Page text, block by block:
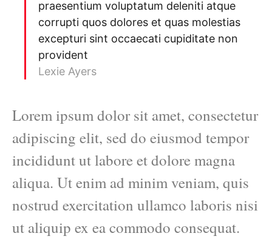
praesentium voluptatum deleniti atque
corrupti quos dolores et quas molestias
excepturi sint occaecati cupiditate non
provident
Lexie Ayers
Lorem ipsum dolor sit amet, consectetur
adipiscing elit, sed do eiusmod tempor
incididunt ut labore et dolore magna
aliqua. Ut enim ad minim veniam, quis
nostrud exercitation ullamco laboris nisi
ut aliquip ex ea commodo consequat.